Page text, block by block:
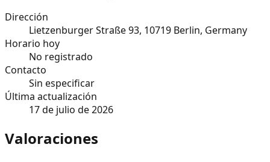
Dirección
Lietzenburger Straße 93, 10719 Berlin, Germany
Horario hoy
No registrado
Contacto
Sin especificar
Última actualización
17 de julio de 2026
Valoraciones